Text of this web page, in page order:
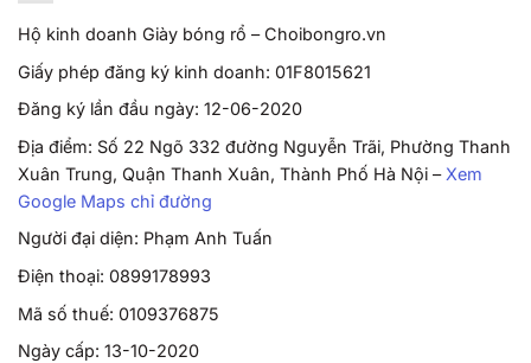
Hộ kinh doanh Giày bóng rổ – Choibongro.vn
Giấy phép đăng ký kinh doanh: 01F8015621
Đăng ký lần đầu ngày: 12-06-2020
Địa điểm: Số 22 Ngõ 332 đường Nguyễn Trãi, Phường Thanh
Xuân Trung, Quận Thanh Xuân, Thành Phố Hà Nội – Xem
Google Maps chỉ đường
Người đại diện: Phạm Anh Tuấn
Điện thoại: 0899178993
Mã số thuế: 0109376875
Ngày cấp: 13-10-2020